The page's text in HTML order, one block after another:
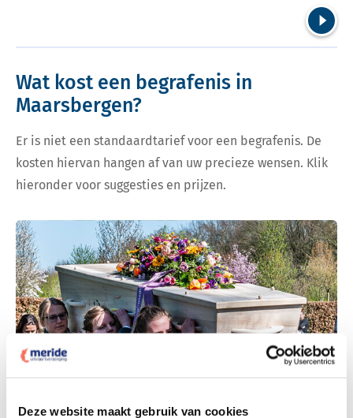
Deze website maakt gebruik van cookies
Wat kost een begrafenis in
Maarsbergen?
Er is niet een standaardtarief voor een begrafenis. De
kosten hiervan hangen af van uw precieze wensen. Klik
hieronder voor suggesties en prijzen.
Bekijk tarieven voor begrafenis